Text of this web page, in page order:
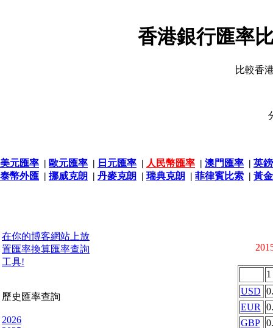
香港銀行匯率
比較香
美元匯率 | 歐元匯率 | 日元匯率 | 人民幣匯率 | 澳門匯率 | 英
泰幣外匯 | 挪威克朗 | 丹麥克朗 | 瑞典克朗 | 菲律賓比索 | 黃
在你的博客網站上放
置匯率換算匯率查詢
工具!
歷史匯率查詢
2026
1
USD
EUR
GBP